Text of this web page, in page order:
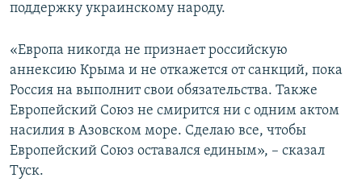
поддержку украинскому народу.
«Европа никогда не признает российскую
аннексию Крыма и не откажется от санкций, пока
Россия на выполнит свои обязательства. Также
Европейский Союз не смирится ни с одним актом
насилия в Азовском море. Сделаю все, чтобы
Европейский Союз оставался единым», – сказал
Туск.